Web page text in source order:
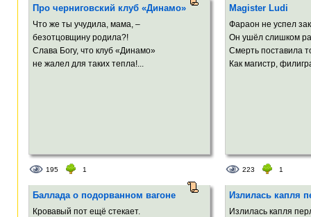
Про черниговский клуб «Динамо»
Что же ты учудила, мама, –
безотцовщину родила?!
Слава Богу, что клуб «Динамо»
не жалел для таких тепла!...
195 1
Magister Ludi
Фараон не успел
Он ушёл слишком
Смерть поставила
Как магистр,
223 1
Баллада о подорванном вагоне
Кровавый пот ещё стекает.
Излилась капля
Излилась капля